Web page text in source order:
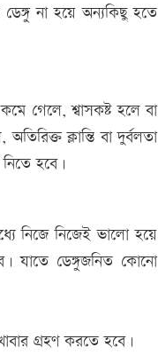
না হয়ে অন্যকিছু হতে
গেলে, শ্বাসকষ্ট হলে বা
ক্লান্তি বা দুর্বলতা
হবে।
নিজে নিজেই ভালো হয়ে
যাতে ডেঙ্গুজনিত কোনো
গ্রহণ করতে হবে।